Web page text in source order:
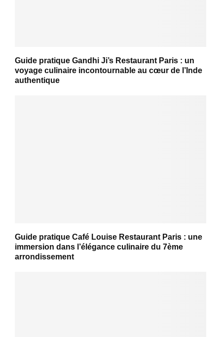
Guide pratique Gandhi Ji’s Restaurant Paris : un
voyage culinaire incontournable au cœur de l’Inde
authentique
Guide pratique Café Louise Restaurant Paris : une
immersion dans l’élégance culinaire du 7ème
arrondissement